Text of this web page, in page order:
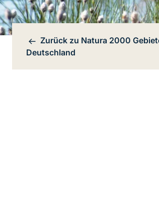
Bereichsnavigation
Zurück zu Natura 2000
Deutschland